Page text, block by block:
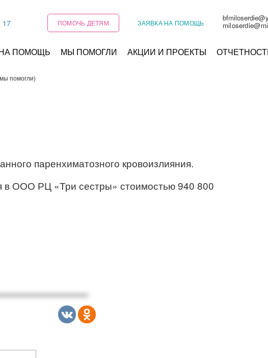
ПОМОЧЬ ДЕТЯМ ЗАЯВКА НА ПОМОЩЬ
ПОМОЩЬ МЫ ПОМОГЛИ АКЦИИ И ПРОЕКТЫ
помогли)
паренхиматозного кровоизлияния.
в ООО РЦ «Три сестры» стоимостью 940 800